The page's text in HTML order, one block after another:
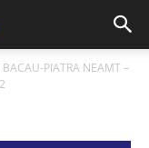
BACAU-PIATRA NEAMT –